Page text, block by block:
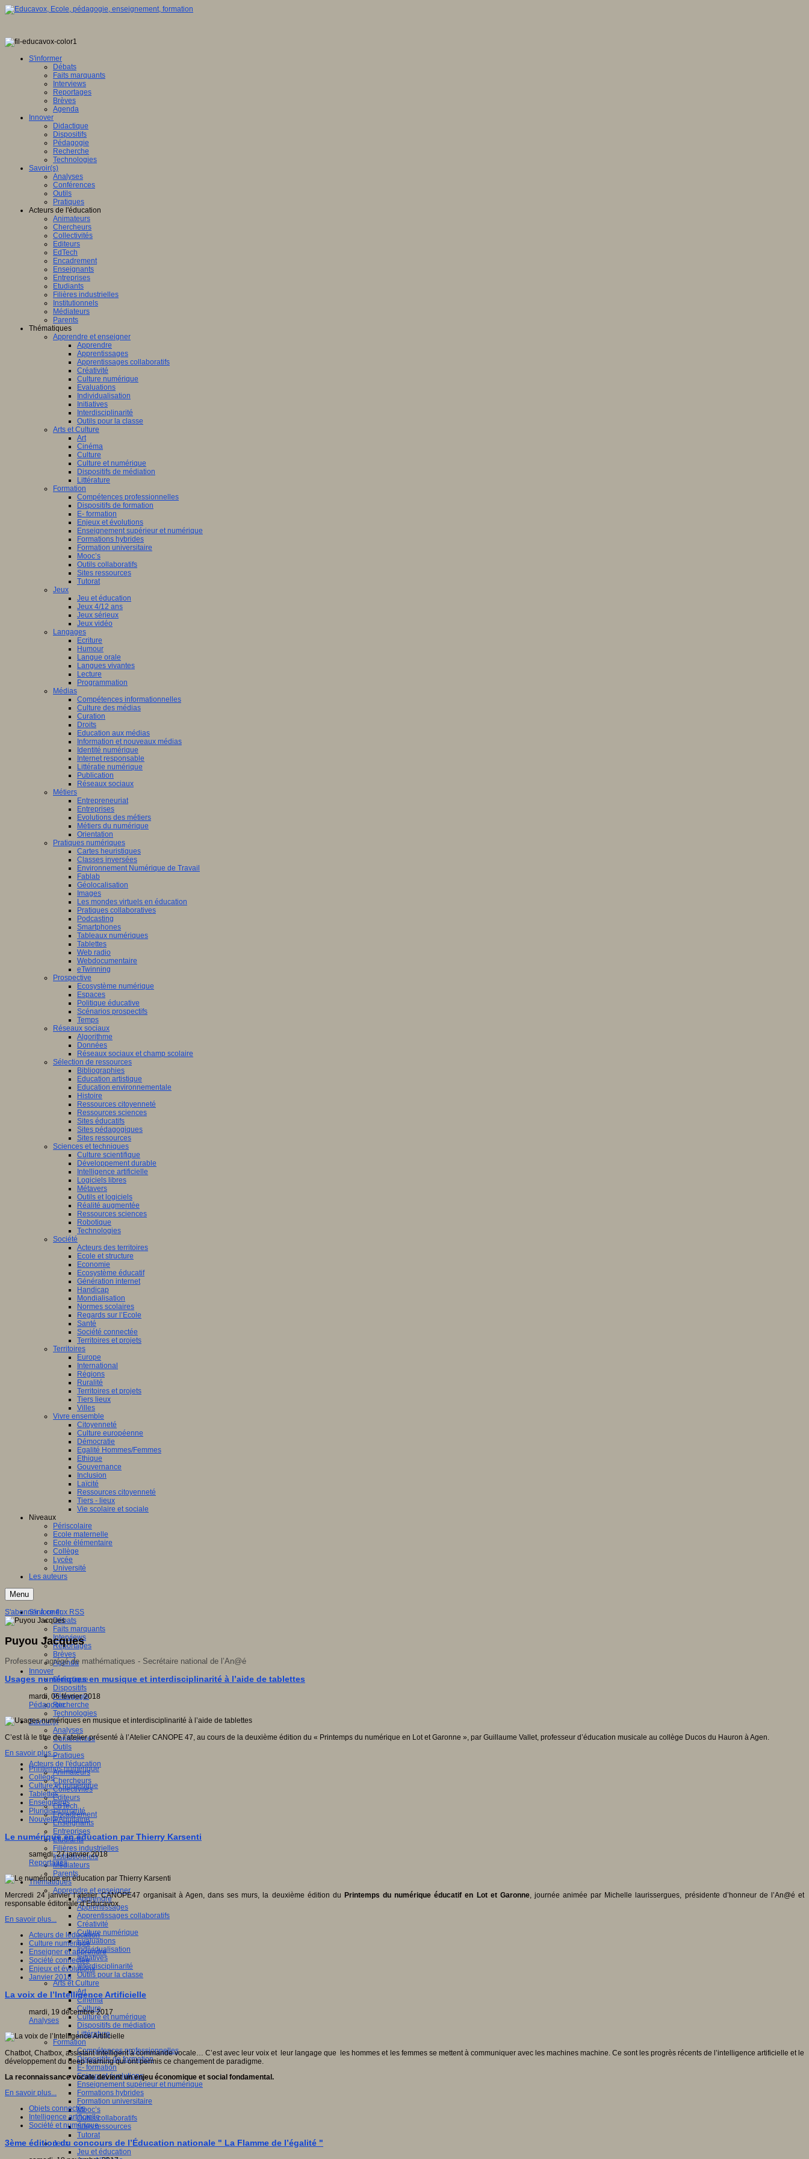
S'informer
Débats
Faits marquants
Interviews
Reportages
Brèves
Agenda
Innover
Didactique
Dispositifs
Pédagogie
Recherche
Technologies
Savoir(s)
Analyses
Conférences
Outils
Pratiques
Acteurs de l'éducation
Animateurs
Chercheurs
Collectivités
Editeurs
EdTech
Encadrement
Enseignants
Entreprises
Etudiants
Filières industrielles
Institutionnels
Médiateurs
Parents
Thématiques
Apprendre et enseigner
Apprendre
Apprentissages
Apprentissages collaboratifs
Créativité
Culture numérique
Evaluations
Individualisation
Initiatives
Interdisciplinarité
Outils pour la classe
Arts et Culture
Art
Cinéma
Culture
Culture et numérique
Dispositifs de médiation
Littérature
Formation
Compétences professionnelles
Dispositifs de formation
E- formation
Enjeux et évolutions
Enseignement supérieur et numérique
Formations hybrides
Formation universitaire
Mooc’s
Outils collaboratifs
Sites ressources
Tutorat
Jeux
Jeu et éducation
Jeux 4/12 ans
Jeux sérieux
Jeux vidéo
Langages
Ecriture
Humour
Langue orale
Langues vivantes
Lecture
Programmation
Médias
Compétences informationnelles
Culture des médias
Curation
Droits
Education aux médias
Information et nouveaux médias
Identité numérique
Internet responsable
Littératie numérique
Publication
Réseaux sociaux
Métiers
Entrepreneuriat
Entreprises
Evolutions des métiers
Métiers du numérique
Orientation
Pratiques numériques
Cartes heuristiques
Classes inversées
Environnement Numérique de Travail
Fablab
Géolocalisation
Images
Les mondes virtuels en éducation
Pratiques collaboratives
Podcasting
Smartphones
Tableaux numériques
Tablettes
Web radio
Webdocumentaire
eTwinning
Prospective
Ecosystème numérique
Espaces
Politique éducative
Scénarios prospectifs
Temps
Réseaux sociaux
Algorithme
Données
Réseaux sociaux et champ scolaire
Sélection de ressources
Bibliographies
Education artistique
Education environnementale
Histoire
Ressources citoyenneté
Ressources sciences
Sites éducatifs
Sites pédagogiques
Sites ressources
Sciences et techniques
Culture scientifique
Développement durable
Intelligence artificielle
Logiciels libres
Métavers
Outils et logiciels
Réalité augmentée
Ressources sciences
Robotique
Technologies
Société
Acteurs des territoires
Ecole et structure
Economie
Ecosystème éducatif
Génération internet
Handicap
Mondialisation
Normes scolaires
Regards sur l’Ecole
Santé
Société connectée
Territoires et projets
Territoires
Europe
International
Régions
Ruralité
Territoires et projets
Tiers lieux
Villes
Vivre ensemble
Citoyenneté
Culture européenne
Démocratie
Egalité Hommes/Femmes
Ethique
Gouvernance
Inclusion
Laïcité
Ressources citoyenneté
Tiers - lieux
Vie scolaire et sociale
Niveaux
Périscolaire
Ecole maternelle
Ecole élémentaire
Collège
Lycée
Université
Les auteurs
Menu
S'informer
Débats
Faits marquants
Interviews
Reportages
Brèves
Agenda
Innover
Didactique
Dispositifs
Pédagogie
Recherche
Technologies
Savoir(s)
Analyses
Conférences
Outils
Pratiques
Acteurs de l'éducation
Animateurs
Chercheurs
Collectivités
Editeurs
EdTech
Encadrement
Enseignants
Entreprises
Etudiants
Filières industrielles
Institutionnels
Médiateurs
Parents
Thématiques
Apprendre et enseigner
Apprendre
Apprentissages
Apprentissages collaboratifs
Créativité
Culture numérique
Evaluations
Individualisation
Initiatives
Interdisciplinarité
Outils pour la classe
Arts et Culture
Art
Cinéma
Culture
Culture et numérique
Dispositifs de médiation
Littérature
Formation
Compétences professionnelles
Dispositifs de formation
E- formation
Enjeux et évolutions
Enseignement supérieur et numérique
Formations hybrides
Formation universitaire
Mooc’s
Outils collaboratifs
Sites ressources
Tutorat
Jeux
Jeu et éducation
S'abonner à ce flux RSS
Puyou Jacques
Professeur agrégé de mathématiques - Secrétaire national de l’An@é
Usages numériques en musique et interdisciplinarité à l’aide de tablettes
mardi, 06 février 2018
Pédagogie
C’est là le titre de l’atelier présenté à l’Atelier CANOPE 47, au cours de la deuxième édition du « Printemps du numérique en Lot et Garonne », par Guillaume Vallet, professeur d’éducation musicale au collège Ducos du Hauron à Agen.
En savoir plus...
Printemps numérique
Collège
Culture et numérique
Tablettes
Enseignants
Pluridisciplinarité
NouvelleAquitaine
Le numérique en éducation par Thierry Karsenti
samedi, 27 janvier 2018
Reportages
Mercredi 24 janvier l’atelier CANOPE47 organisait à Agen, dans ses murs, la deuxième édition du Printemps du numérique éducatif en Lot et Garonne, journée animée par Michelle laurissergues, présidente d’honneur de l’An@é et
responsable éditoriale d’Educavox.
En savoir plus...
Acteurs de leducation
Culture numérique
Enseigner et apprendre
Société connectée
Enjeux et évolutions
Janvier 2018
La voix de l’Intelligence Artificielle
mardi, 19 décembre 2017
Analyses
Chatbot, Chatbox, assistant intelligent à commande vocale… C’est avec leur voix et leur langage que les hommes et les femmes se mettent à communiquer avec les machines machine. Ce sont les progrès récents de l’intelligence artificielle et le
développement du deep learning qui ont permis ce changement de paradigme.
La reconnaissance vocale devient un enjeu économique et social fondamental.
En savoir plus...
Objets connectés
Intelligence artificielle
Société et numérique
3ème édition du concours de l’Éducation nationale " La Flamme de l’égalité "